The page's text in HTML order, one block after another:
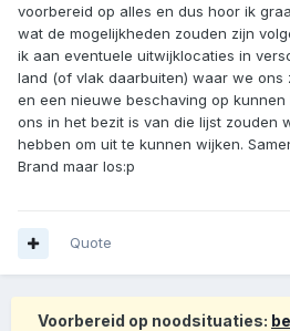
voorbereid op alles en dus hoor ik
wat de mogelijkheden zouden zijn
ik aan eventuele uitwijklocaties in
land (of vlak daarbuiten) waar we ons
en een nieuwe beschaving op
ons in het bezit is van die lijst zouden
hebben om uit te kunnen wijken.
Brand maar los:p
Quote
Voorbereid op noodsituaties: